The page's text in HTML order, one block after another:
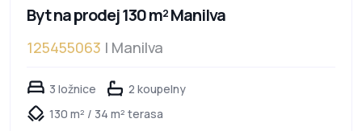
Byt na prodej 130 m² Manilva
125455063 | Manilva
3 ložnice
2 koupelny
130 m² / 34 m² terasa